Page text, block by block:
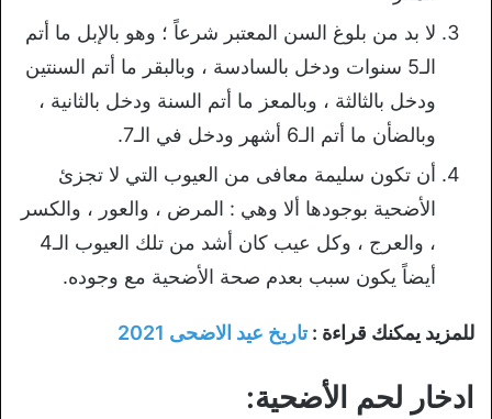
لا بد من بلوغ السن المعتبر شرعاً ؛ وهو بالإبل ما أتم
الـ5 سنوات ودخل بالسادسة ، وبالبقر ما أتم السنتين
ودخل بالثالثة ، وبالمعز ما أتم السنة ودخل بالثانية ،
وبالضأن ما أتم الـ6 أشهر ودخل في الـ7.
أن تكون سليمة معافى من العيوب التي لا تجزئ
الأضحية بوجودها ألا وهي : المرض ، والعور ، والكسر
، والعرج ، وكل عيب كان أشد من تلك العيوب الـ4
أيضاً يكون سبب بعدم صحة الأضحية مع وجوده.
للمزيد يمكنك قراءة :تاريخ عيد الاضحى 2021
ادخار لحم الأضحية: